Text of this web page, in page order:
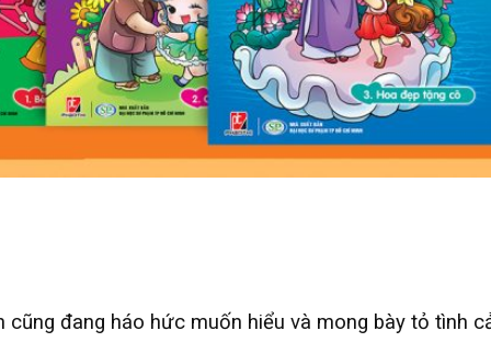
đang háo hức muốn hiểu và mong bày tỏ tình